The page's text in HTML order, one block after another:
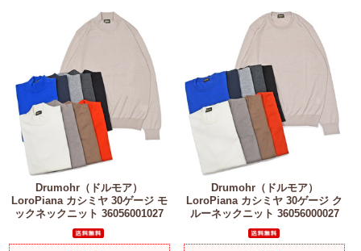
Drumohr（ドルモア）
LoroPiana カシミヤ 30ゲージ モ
ックネックニット 36056001027
Drumohr（ドルモア）
LoroPiana カシミヤ 30ゲージ ク
ルーネックニット 36056000027